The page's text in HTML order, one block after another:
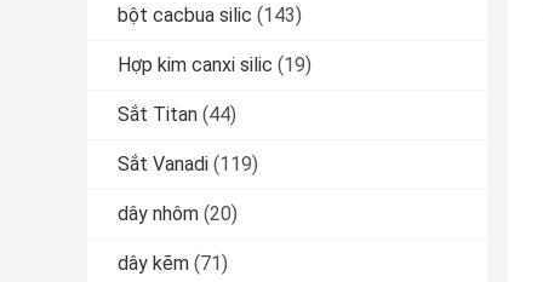
bột cacbua silic (143)
Hợp kim canxi silic (19)
Sắt Titan (44)
Sắt Vanadi (119)
dây nhôm (20)
dây kẽm (71)